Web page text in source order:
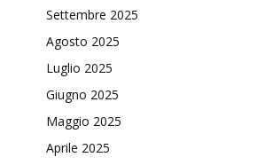
Settembre 2025
Agosto 2025
Luglio 2025
Giugno 2025
Maggio 2025
Aprile 2025